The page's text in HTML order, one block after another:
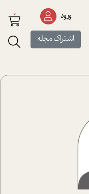
ورود
اشتراک مجله
0